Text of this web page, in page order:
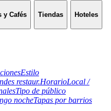
y Cafés Tiendas Hoteles
Estilo
restaur.HorarioLocal /
Tipo de público
nocheTapas por barrios